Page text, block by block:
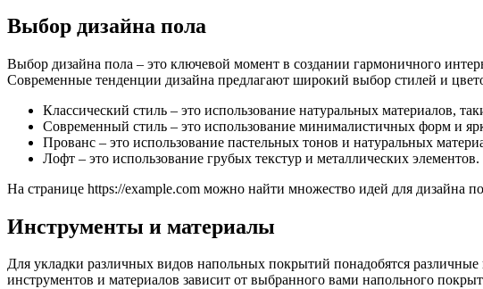
Выбор дизайна пола
Выбор дизайна пола – это ключевой момент в создании гармоничного
Современные тенденции дизайна предлагают широкий выбор стилей и
Классический стиль – это использование натуральных материалов,
Современный стиль – это использование минималистичных форм и
Прованс – это использование пастельных тонов и натуральных
Лофт – это использование грубых текстур и металлических элементов.
На странице https://example.com можно найти множество идей для дизайна
Инструменты и материалы
Для укладки различных видов напольных покрытий понадобятся
инструментов и материалов зависит от выбранного вами напольного